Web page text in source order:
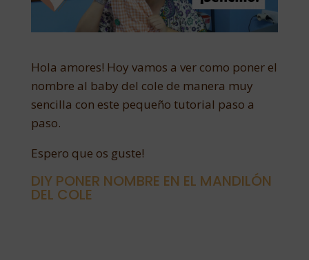
Hola amores! Hoy vamos a ver como poner el
nombre al baby del cole de manera muy
sencilla con este pequeño tutorial paso a
paso.
Espero que os guste!
DIY PONER NOMBRE EN EL MANDILÓN
DEL COLE